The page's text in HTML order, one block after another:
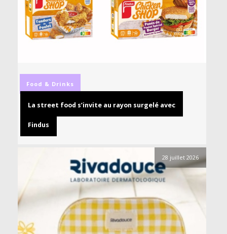
Food & Drinks
La street food s’invite au rayon surgelé avec
Findus
28 juillet 2026